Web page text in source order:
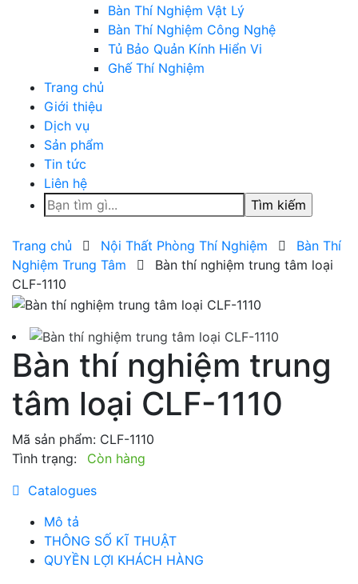
Bàn Thí Nghiệm Vật Lý
Bàn Thí Nghiệm Công Nghệ
Tủ Bảo Quản Kính Hiển Vi
Ghế Thí Nghiệm
Trang chủ
Giới thiệu
Dịch vụ
Sản phẩm
Tin tức
Liên hệ
Tìm
kiếm
cho:
Trang chủ Nội Thất Phòng Thí Nghiệm
Bàn Thí
Nghiệm Trung Tâm
Bàn thí nghiệm trung tâm loại
CLF-1110
Bàn thí nghiệm trung
tâm loại CLF-1110
Mã sản phẩm: CLF-1110
Tình trạng:
Còn hàng
Catalogues
Mô tả
THÔNG SỐ KĨ THUẬT
QUYỀN LỢI KHÁCH HÀNG